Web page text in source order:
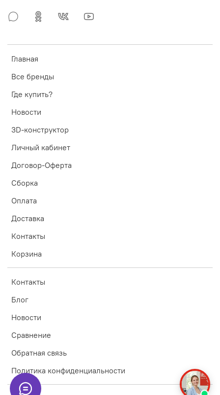
Главная
Все бренды
Где купить?
Новости
3D-конструктор
Личный кабинет
Договор-Оферта
Сборка
Оплата
Доставка
Контакты
Корзина
Контакты
Блог
Новости
Сравнение
Обратная связь
Политика конфиденциальности